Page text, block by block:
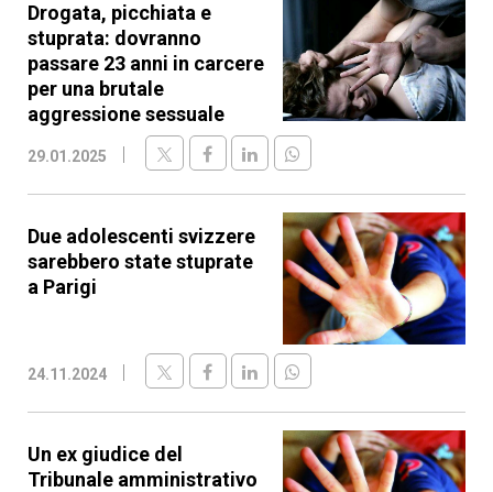
Drogata, picchiata e
stuprata: dovranno
passare 23 anni in carcere
per una brutale
aggressione sessuale
29.01.2025
Due adolescenti svizzere
sarebbero state stuprate
a Parigi
24.11.2024
Un ex giudice del
Tribunale amministrativo